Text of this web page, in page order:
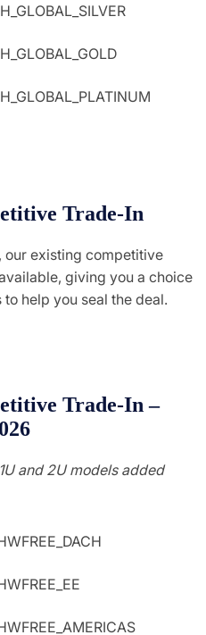
Trade-In
our existing competitive
giving you a choice
help you seal the deal.
Trade-In –
and 2U models added